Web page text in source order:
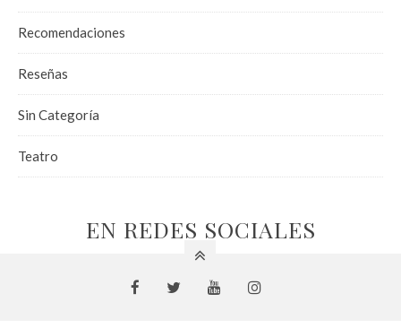
Recomendaciones
Reseñas
Sin Categoría
Teatro
EN REDES SOCIALES